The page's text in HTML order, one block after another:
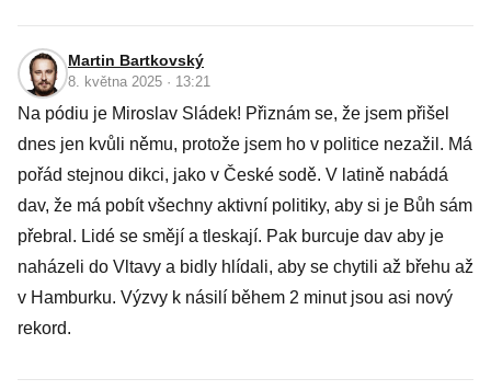
Martin Bartkovský
8. května 2025 · 13:21
Na pódiu je Miroslav Sládek! Přiznám se, že jsem přišel
dnes jen kvůli němu, protože jsem ho v politice nezažil. Má
pořád stejnou dikci, jako v České sodě. V latině nabádá
dav, že má pobít všechny aktivní politiky, aby si je Bůh sám
přebral. Lidé se smějí a tleskají. Pak burcuje dav aby je
naházeli do Vltavy a bidly hlídali, aby se chytili až břehu až
v Hamburku. Výzvy k násilí během 2 minut jsou asi nový
rekord.